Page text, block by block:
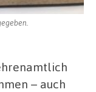
– auch